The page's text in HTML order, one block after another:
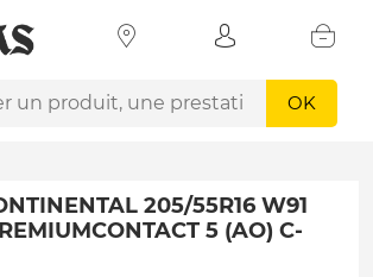
OK
205/55R16 W91
5 (AO) C-